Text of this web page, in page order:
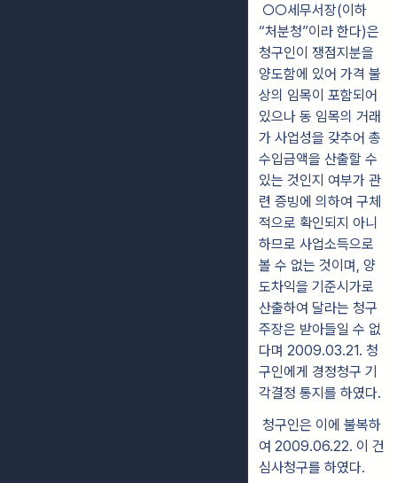
○○세무서장(이하
“처분청”이라 한다)은
청구인이 쟁점지분을
양도함에 있어 가격 불
상의 임목이 포함되어
있으나 동 임목의 거래
가 사업성을 갖추어 총
수입금액을 산출할 수
있는 것인지 여부가 관
련 증빙에 의하여 구체
적으로 확인되지 아니
하므로 사업소득으로
볼 수 없는 것이며, 양
도차익을 기준시가로
산출하여 달라는 청구
주장은 받아들일 수 없
다며 2009.03.21. 청
구인에게 경정청구 기
각결정 통지를 하였다.
청구인은 이에 불복하
여 2009.06.22. 이 건
심사청구를 하였다.